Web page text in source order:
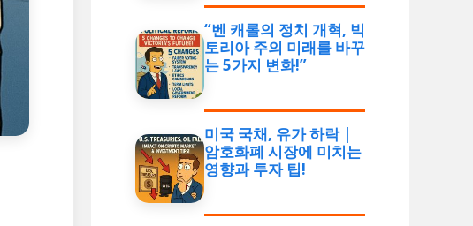
“벤 캐롤의 정치 개혁, 빅
토리아 주의 미래를 바꾸
는 5가지 변화!”
미국 국채, 유가 하락 |
암호화폐 시장에 미치는
영향과 투자 팁!